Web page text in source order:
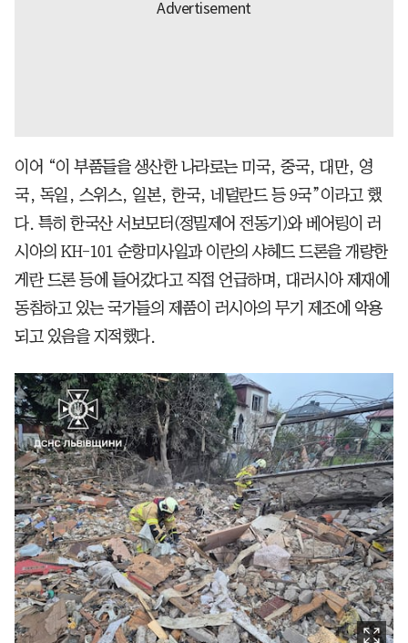
이어 “이 부품들을 생산한 나라로는 미국, 중국, 대만, 영
국, 독일, 스위스, 일본, 한국, 네덜란드 등 9국”이라고 했
다. 특히 한국산 서보모터(정밀제어 전동기)와 베어링이 러
시아의 KH-101 순항미사일과 이란의 샤헤드 드론을 개량한
게란 드론 등에 들어갔다고 직접 언급하며, 대러시아 제재에
동참하고 있는 국가들의 제품이 러시아의 무기 제조에 악용
되고 있음을 지적했다.